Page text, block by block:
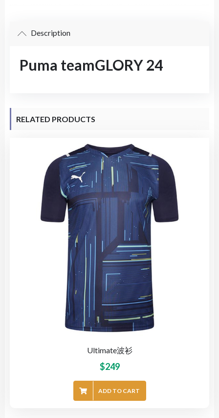
Description
Puma teamGLORY 24
RELATED PRODUCTS
Ultimate波衫
$249
ADD TO CART